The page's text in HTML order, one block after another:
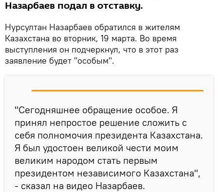
Назарбаев подал в отставку.
Нурсултан Назарбаев обратился в жителям
Казахстана во вторник, 19 марта. Во время
выступления он подчеркнул, что в этот раз
заявление будет "особым".
"Сегодняшнее обращение особое. Я
принял непростое решение сложить с
себя полномочия президента Казахстана.
Я был удостоен великой чести моим
великим народом стать первым
президентом независимого Казахстана",
- сказал на видео Назарбаев.